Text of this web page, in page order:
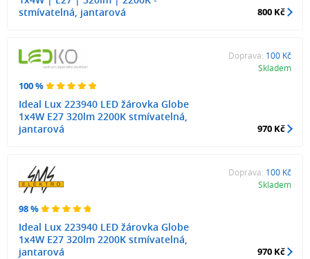
stmívatelná, jantarová
800 Kč
100 %
Ideal Lux 223940 LED žárovka Globe
1x4W E27 320lm 2200K stmívatelná,
jantarová
Doprava: 100 Kč
Skladem
970 Kč
98 %
Ideal Lux 223940 LED žárovka Globe
1x4W E27 320lm 2200K stmívatelná,
jantarová
Doprava: 100 Kč
Skladem
970 Kč